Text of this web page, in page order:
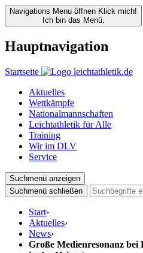
Navigations Menu öffnen Klick mich!
Ich bin das Menü.
Hauptnavigation
Startseite
Aktuelles
Wettkämpfe
Nationalmannschaften
Leichtathletik für Alle
Training
Wir im DLV
Service
Suchmenü anzeigen
Suchmenü schließen
Start›
Aktuelles›
News›
Große Medienresonanz bei